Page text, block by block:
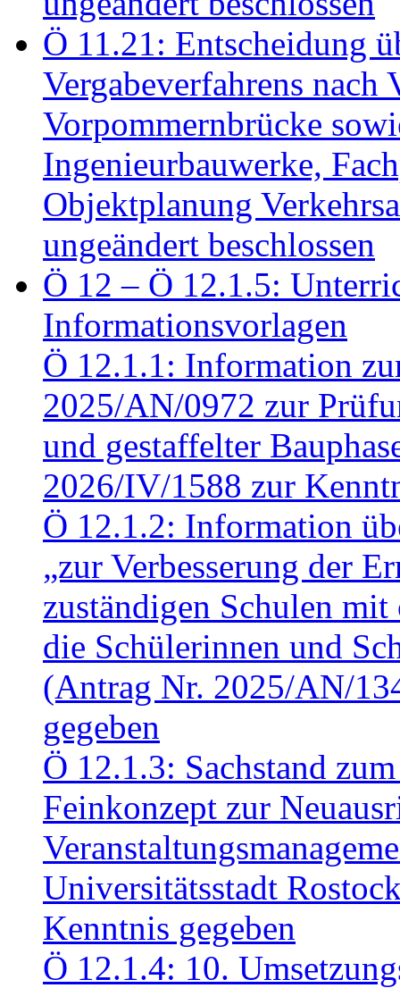
Ö 11.21: Entscheidung
Vergabeverfahrens
Vorpommernbrücke
Ingenieurbauwerke,
Objektplanung
ungeändert beschlossen
Ö 12 – Ö 12.1.5:
Informationsvorlagen
Ö 12.1.1: Information
2025/AN/0972 zur
und gestaffelter
2026/IV/1588 zur
Ö 12.1.2: Information
„zur Verbesserung der
zuständigen Schulen
die Schülerinnen und
(Antrag Nr. 2025/AN/
gegeben
Ö 12.1.3: Sachstand
Feinkonzept zur
Universitätsstadt
Kenntnis gegeben
Ö 12.1.4: 10.